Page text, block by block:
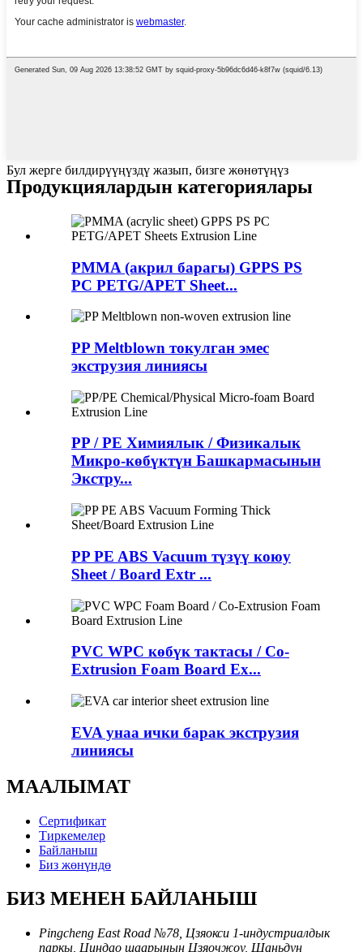
Бул жерге билдирүүңүздү жазып, бизге жөнөтүңүз
Продукциялардын категориялары
PMMA (акрил барагы) GPPS PS
PC PETG/APET Sheet...
PP Meltblown токулган эмес
экструзия линиясы
PP / PE Химиялык / Физикалык
Микро-көбүктүн Башкармасынын
Экстру...
PP PE ABS Vacuum түзүү коюу
Sheet / Board Extr ...
PVC WPC көбүк тактасы / Co-
Extrusion Foam Board Ex...
EVA унаа ички барак экструзия
линиясы
МААЛЫМАТ
Сертификат
Тиркемелер
Байланыш
Биз жөнүндө
БИЗ МЕНЕН БАЙЛАНЫШ
Pingcheng East Road №78, Цзяокси 1-индустриалдык
паркы, Циндао шаарынын Цзяочжоу, Шаньдун